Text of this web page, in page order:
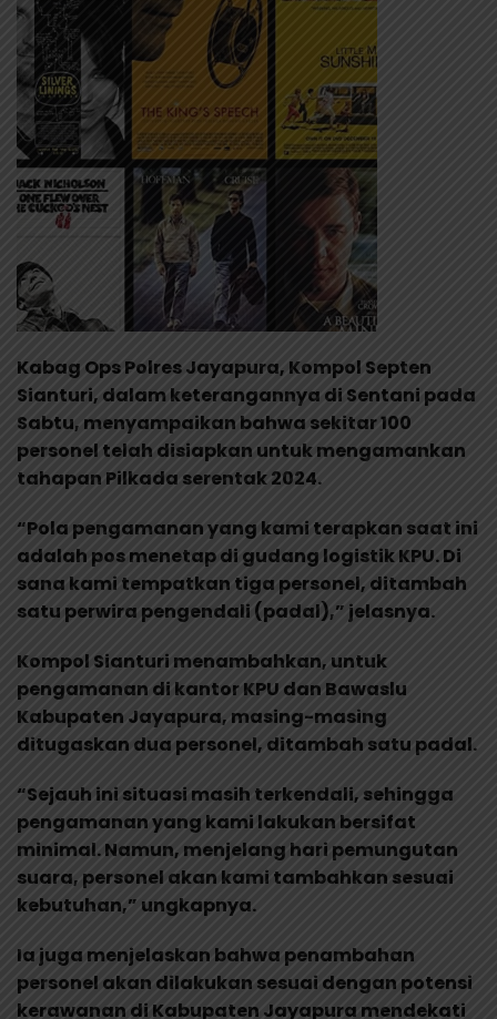
Kabag Ops Polres Jayapura, Kompol Septen
Sianturi, dalam keterangannya di Sentani pada
Sabtu, menyampaikan bahwa sekitar 100
personel telah disiapkan untuk mengamankan
tahapan Pilkada serentak 2024.
“Pola pengamanan yang kami terapkan saat ini
adalah pos menetap di gudang logistik KPU. Di
sana kami tempatkan tiga personel, ditambah
satu perwira pengendali (padal),” jelasnya.
Kompol Sianturi menambahkan, untuk
pengamanan di kantor KPU dan Bawaslu
Kabupaten Jayapura, masing-masing
ditugaskan dua personel, ditambah satu padal.
“Sejauh ini situasi masih terkendali, sehingga
pengamanan yang kami lakukan bersifat
minimal. Namun, menjelang hari pemungutan
suara, personel akan kami tambahkan sesuai
kebutuhan,” ungkapnya.
Ia juga menjelaskan bahwa penambahan
personel akan dilakukan sesuai dengan potensi
kerawanan di Kabupaten Jayapura mendekati